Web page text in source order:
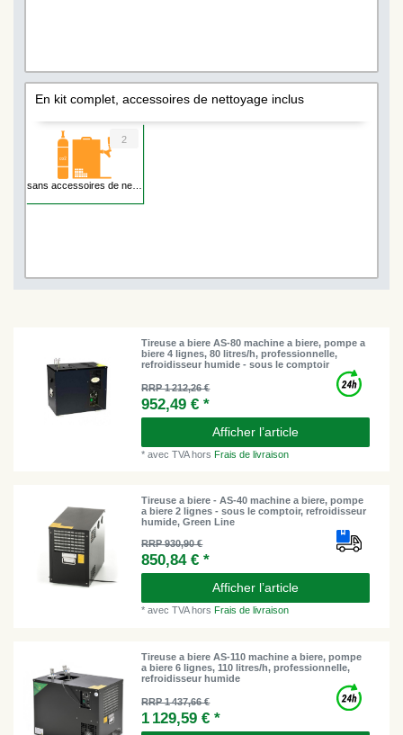
En kit complet, accessoires de nettoyage inclus
sans accessoires de nettoyage
2
Tireuse a biere AS-80 machine a biere, pompe a
biere 4 lignes, 80 litres/h, professionnelle,
refroidisseur humide - sous le comptoir
RRP 1 212,26 €
952,49 € *
Afficher l’article
*avec TVAhorsFrais de livraison
Tireuse a biere - AS-40 machine a biere, pompe
a biere 2 lignes - sous le comptoir, refroidisseur
humide, Green Line
RRP 930,90 €
850,84 € *
Afficher l’article
*avec TVAhors Frais de livraison
Tireuse a biere AS-110 machine a biere, pompe
a biere 6 lignes, 110 litres/h, professionnelle,
refroidisseur humide
RRP 1 437,66 €
1 129,59 € *